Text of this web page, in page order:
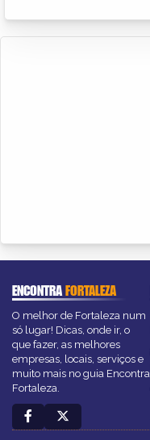
ENCONTRAFORTALEZA
O melhor de Fortaleza num
só lugar! Dicas, onde ir, o
que fazer, as melhores
empresas, locais, serviços e
muito mais no guia Encontra
Fortaleza.